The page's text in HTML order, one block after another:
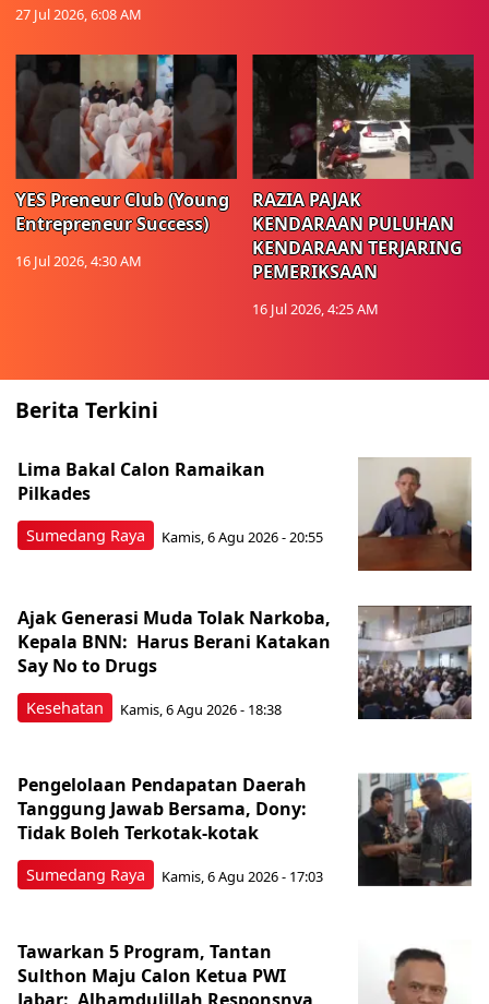
27 Jul 2026, 6:08 AM
YES Preneur Club (Young
Entrepreneur Success)
16 Jul 2026, 4:30 AM
RAZIA PAJAK
KENDARAAN PULUHAN
KENDARAAN TERJARING
PEMERIKSAAN
16 Jul 2026, 4:25 AM
Berita Terkini
Sumedang Raya
Lima Bakal Calon Ramaikan
Pilkades
Kamis, 6 Agu 2026 - 20:55
Kesehatan
Ajak Generasi Muda Tolak Narkoba,
Kepala BNN: Harus Berani Katakan
Say No to Drugs
Kamis, 6 Agu 2026 - 18:38
Sumedang Raya
Pengelolaan Pendapatan Daerah
Tanggung Jawab Bersama, Dony:
Tidak Boleh Terkotak-kotak
Kamis, 6 Agu 2026 - 17:03
Tawarkan 5 Program, Tantan
Sulthon Maju Calon Ketua PWI